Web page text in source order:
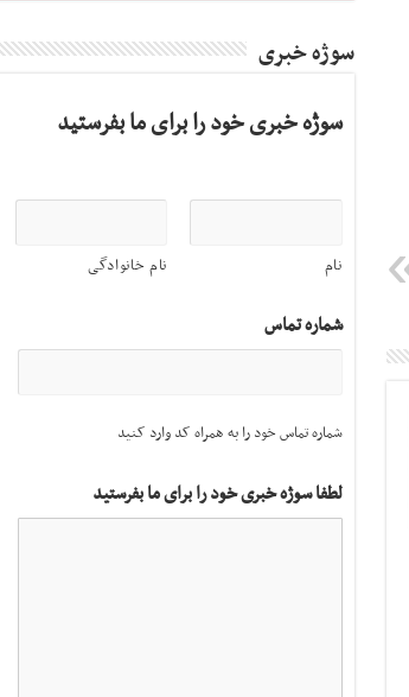
سوژه خبری
سوژه خبری خود را برای ما بفرستید
نام نام خانوادگی
شماره تماس
شماره تماس خود را به همراه کد وارد کنید
لطفا سوژه خبری خود را برای ما بفرستید